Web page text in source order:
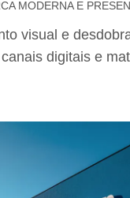
MODERNA E
visual e
digitais e